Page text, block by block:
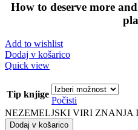
How to deserve more
Add to wishlist
Dodaj v košarico
Quick view
Tip knjige
Počisti
NEZEMELJSKI VIRI ZNANJA
Dodaj v košarico